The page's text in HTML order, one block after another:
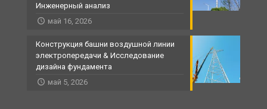
Инженерный анализ
май 16, 2026
Конструкция башни воздушной линии
электропередачи & Исследование
дизайна фундамента
май 5, 2026